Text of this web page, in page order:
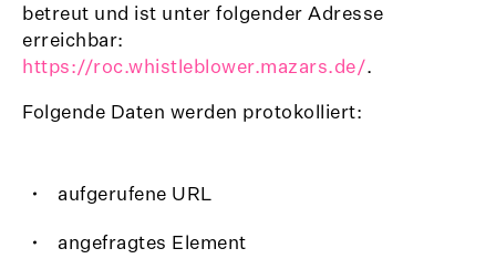
betreut und ist unter folgender Adresse
erreichbar:
https://roc.whistleblower.mazars.de/.
Folgende Daten werden protokolliert:
aufgerufene URL
angefragtes Element